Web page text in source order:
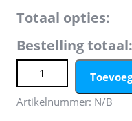
Totaal opties:
Bestelling totaal:
Mexico Uittenue WK
Broekje) aantal
Artikelnummer: N/B